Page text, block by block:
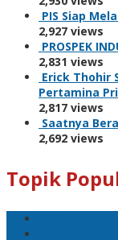
PIS Siap
2,927 views
PROSPEK
2,831 views
Erick Thohir
Pertamina
2,817 views
Saatnya
2,692 views
Topik